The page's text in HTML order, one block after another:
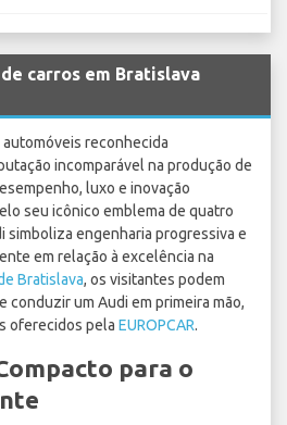
carros em Bratislava
reconhecida
incomparável na produção de
luxo e inovação
seu icônico emblema de quatro
simboliza engenharia progressiva e
em relação à excelência na
Bratislava, os visitantes podem
conduzir um Audi em primeira mão,
oferecidos pela EUROPCAR.
para o